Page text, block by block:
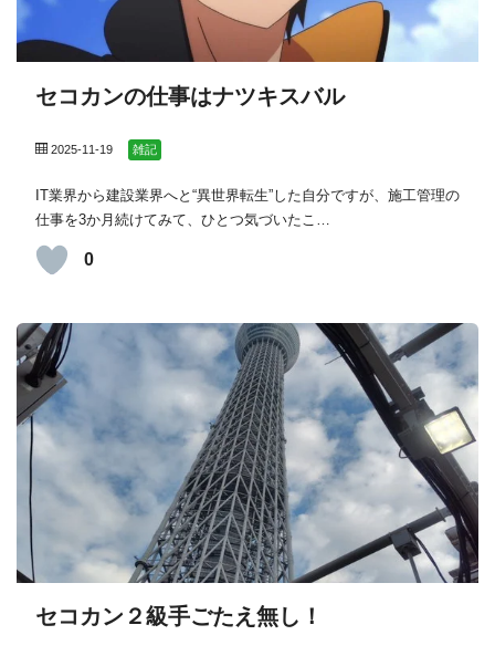
セコカンの仕事はナツキスバル
2025-11-19 雑記
IT業界から建設業界へと“異世界転生”した自分ですが、施工管理の
仕事を3か月続けてみて、ひとつ気づいたこ…
0
セコカン２級手ごたえ無し！